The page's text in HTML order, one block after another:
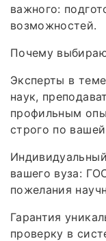
важного:
возможностей.
Почему
Эксперты в
наук,
профильным
строго по
вашего вуза:
пожелания
Гарантия
проверку в